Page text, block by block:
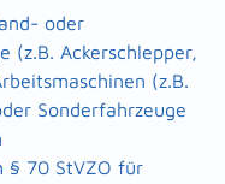
oder
(z.B. Ackerschlepper,
(z.B.
Sonderfahrzeuge
§ 70 StVZO für